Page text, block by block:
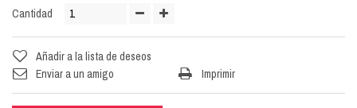
Cantidad
Añadir a la lista de deseos
Enviar a un amigo
Imprimir